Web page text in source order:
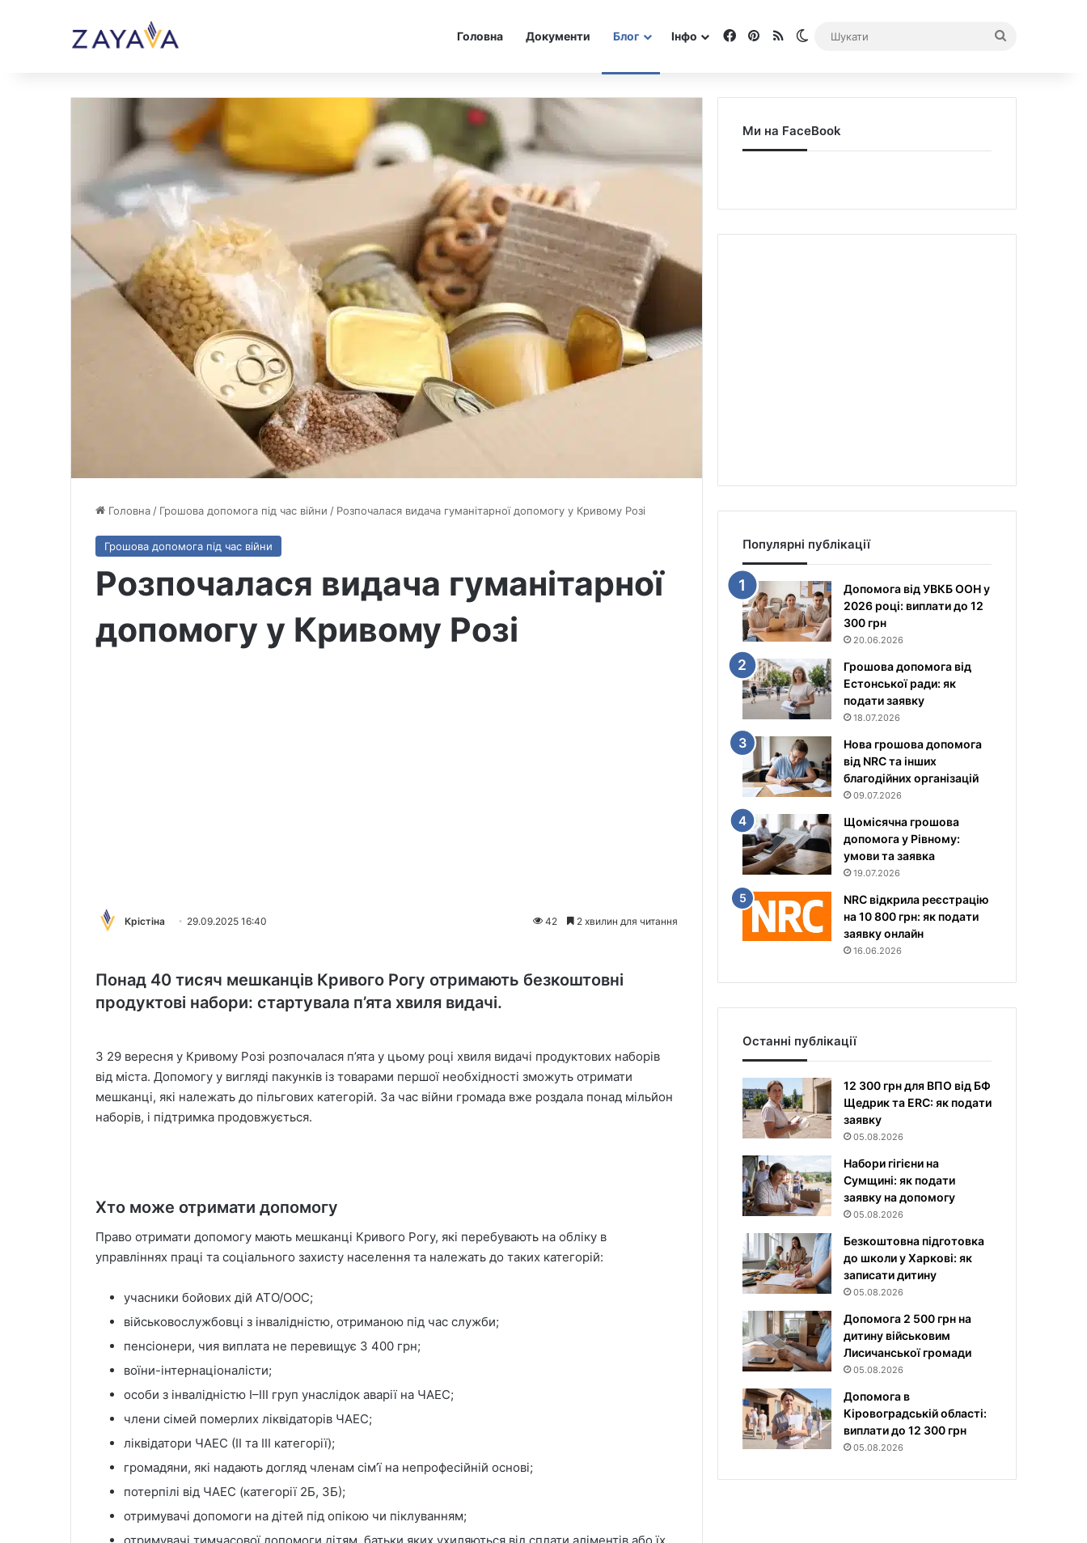
Головна Документи Блог Інфо Facebook
Pinterest
RSS Switch skin
Головна / Грошова допомога під час війни / Розпочалася видача гуманітарної допомогу у Кривому Розі
Грошова допомога під час війни
Розпочалася видача гуманітарної
допомогу у Кривому Розі
Крістіна 29.09.2025 16:40 42 2 хвилин для читання
Понад 40 тисяч мешканців Кривого Рогу отримають безкоштовні
продуктові набори: стартувала п’ята хвиля видачі.
З 29 вересня у Кривому Розі розпочалася п’ята у цьому році хвиля видачі продуктових наборів
від міста. Допомогу у вигляді пакунків із товарами першої необхідності зможуть отримати
мешканці, які належать до пільгових категорій. За час війни громада вже роздала понад мільйон
наборів, і підтримка продовжується.
Хто може отримати допомогу
Право отримати допомогу мають мешканці Кривого Рогу, які перебувають на обліку в
управліннях праці та соціального захисту населення та належать до таких категорій:
учасники бойових дій АТО/ООС;
військовослужбовці з інвалідністю, отриманою під час служби;
пенсіонери, чия виплата не перевищує 3 400 грн;
воїни-інтернаціоналісти;
особи з інвалідністю І–ІІІ груп унаслідок аварії на ЧАЕС;
члени сімей померлих ліквідаторів ЧАЕС;
ліквідатори ЧАЕС (ІІ та ІІІ категорії);
громадяни, які надають догляд членам сім’ї на непрофесійній основі;
потерпілі від ЧАЕС (категорії 2Б, 3Б);
отримувачі допомоги на дітей під опікою чи піклуванням;
Ми на FaceBook
Популярні публікації
Допомога від УВКБ ООН у
2026 році: виплати до 12
300 грн
20.06.2026
Грошова допомога від
Естонської ради: як
подати заявку
18.07.2026
Нова грошова допомога
від NRC та інших
благодійних організацій
09.07.2026
Щомісячна грошова
допомога у Рівному:
умови та заявка
19.07.2026
NRC відкрила реєстрацію
на 10 800 грн: як подати
заявку онлайн
16.06.2026
Останні публікації
12 300 грн для ВПО від БФ
Щедрик та ERC: як подати
заявку
05.08.2026
Набори гігієни на
Сумщині: як подати
заявку на допомогу
05.08.2026
Безкоштовна підготовка
до школи у Харкові: як
записати дитину
05.08.2026
Допомога 2 500 грн на
дитину військовим
Лисичанської громади
05.08.2026
Допомога в
Кіровоградській області:
виплати до 12 300 грн
05.08.2026